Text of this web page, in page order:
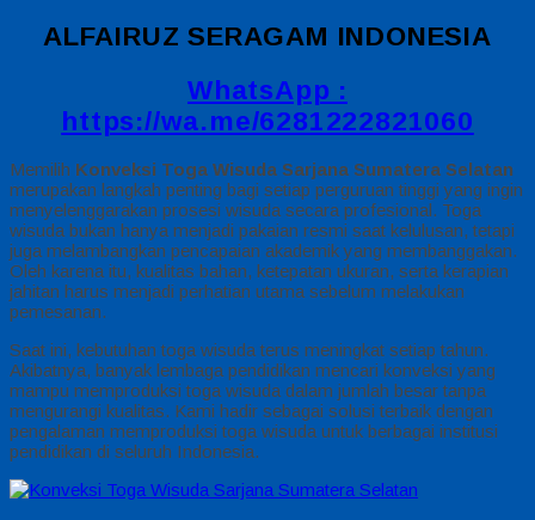
ALFAIRUZ SERAGAM INDONESIA
WhatsApp :
https://wa.me/6281222821060
Memilih Konveksi Toga Wisuda Sarjana Sumatera Selatan
merupakan langkah penting bagi setiap perguruan tinggi yang ingin
menyelenggarakan prosesi wisuda secara profesional. Toga
wisuda bukan hanya menjadi pakaian resmi saat kelulusan, tetapi
juga melambangkan pencapaian akademik yang membanggakan.
Oleh karena itu, kualitas bahan, ketepatan ukuran, serta kerapian
jahitan harus menjadi perhatian utama sebelum melakukan
pemesanan.
Saat ini, kebutuhan toga wisuda terus meningkat setiap tahun.
Akibatnya, banyak lembaga pendidikan mencari konveksi yang
mampu memproduksi toga wisuda dalam jumlah besar tanpa
mengurangi kualitas. Kami hadir sebagai solusi terbaik dengan
pengalaman memproduksi toga wisuda untuk berbagai institusi
pendidikan di seluruh Indonesia.